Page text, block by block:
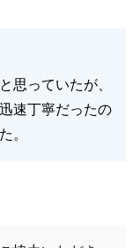
思っていたが、
速丁寧だったの
。